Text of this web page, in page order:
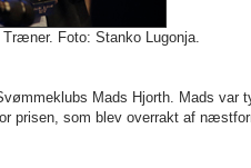
Foto: Stanko Lugonja.
Mads Hjorth. Mads var
prisen, som blev overrakt af